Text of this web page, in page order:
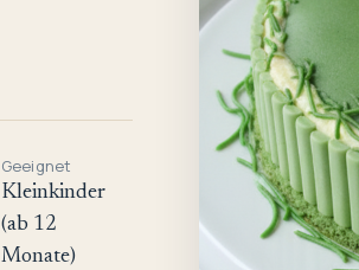
Geeignet
Kleinkinder
(ab 12
Monate)